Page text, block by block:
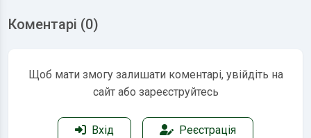
Коментарі (0)
Щоб мати змогу залишати коментарі, увійдіть на
сайт або зареєструйтесь
Вхід Реєстрація